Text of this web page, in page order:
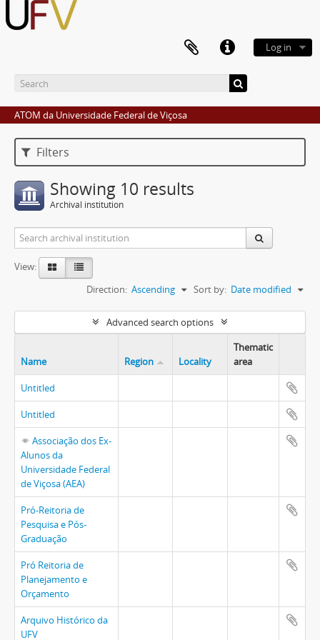
Log in
ATOM da Universidade Federal de Viçosa
Filters
Showing 10 results
Archival institution
View:
Sort by: Date modified
Direction: Ascending
Advanced search options
Name Region Locality
Thematic
area
Untitled
Untitled
Associação dos Ex-
Alunos da
Universidade Federal
de Viçosa (AEA)
Pró-Reitoria de
Pesquisa e Pós-
Graduação
Pró Reitoria de
Planejamento e
Orçamento
Arquivo Histórico da
UFV